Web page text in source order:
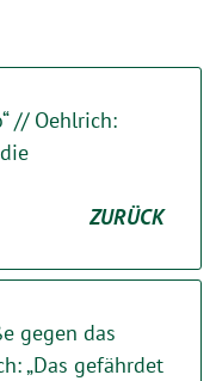
// Oehlrich:
ZURÜCK
gegen das
„Das gefährdet